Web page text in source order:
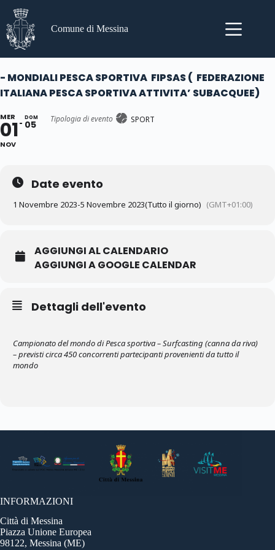
contenuto
Comune di Messina
- MONDIALI PESCA SPORTIVA FIPSAS ( FEDERAZIONE
ITALIANA PESCA SPORTIVA ATTIVITA’ SUBACQUEE)
MER
01
NOV
DOM
05 Tipologia di evento SPORT
Date evento
1 Novembre 2023-5 Novembre 2023(Tutto il giorno) (GMT+01:00)
AGGIUNGI AL CALENDARIO
AGGIUNGI A GOOGLE CALENDAR
Dettagli dell'evento
Campionato del mondo di Pesca sportiva – Surfcasting (canna da riva)
– previsti circa 450 concorrenti partecipanti provenienti da tutto il
mondo
INFORMAZIONI
Città di Messina
Piazza Unione Europea
98122, Messina (ME)